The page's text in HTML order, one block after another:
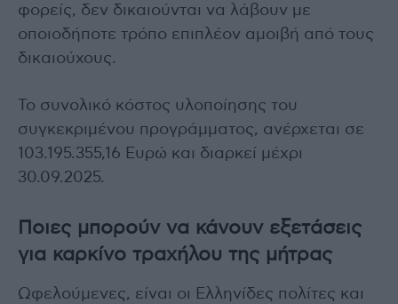
φορείς, δεν δικαιούνται να λάβουν με
οποιοδήποτε τρόπο επιπλέον αμοιβή από τους
δικαιούχους.
Το συνολικό κόστος υλοποίησης του
συγκεκριμένου προγράμματος, ανέρχεται σε
103.195.355,16 Ευρώ και διαρκεί μέχρι
30.09.2025.
Ποιες μπορούν να κάνουν εξετάσεις
για καρκίνο τραχήλου της μήτρας
Ωφελούμενες, είναι οι Ελληνίδες πολίτες και